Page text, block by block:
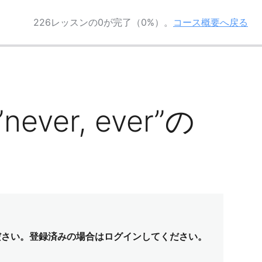
226レッスンの0が完了（0%）。 コース概要へ戻る
ever”の
い。登録済みの場合はログインしてください。